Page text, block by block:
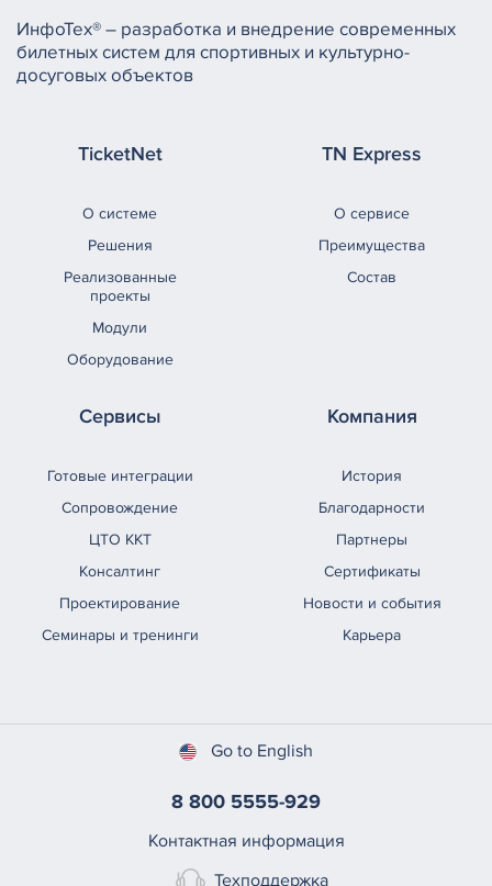
ИнфоТех® – разработка и внедрение современных
билетных систем для спортивных и культурно-
досуговых объектов
TicketNet
О системе
Решения
Реализованные
проекты
Модули
Оборудование
TN Express
О сервисе
Преимущества
Состав
Сервисы
Готовые интеграции
Сопровождение
ЦТО ККТ
Консалтинг
Проектирование
Семинары и тренинги
Компания
История
Благодарности
Партнеры
Сертификаты
Новости и события
Карьера
Go to English
8 800 5555-929
Контактная информация
Техподдержка